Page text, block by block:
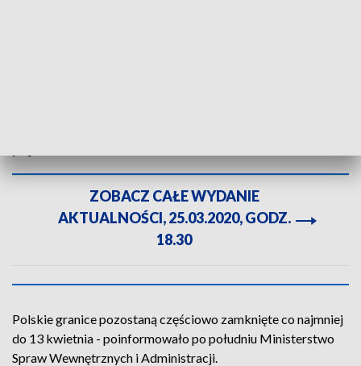
ZOBACZ CAŁE WYDANIE
AKTUALNOŚCI, 25.03.2020, GODZ.
18.30
Polskie granice pozostaną częściowo zamknięte co najmniej
do 13 kwietnia - poinformowało po południu Ministerstwo
Spraw Wewnętrznych i Administracji.